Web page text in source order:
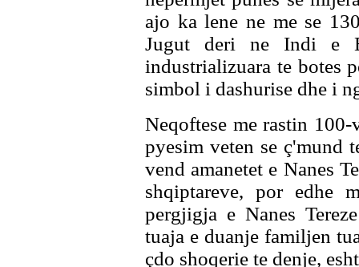
ajo ka lene ne me se
Jugut deri ne Indi e
industrializuara te botes
simbol i dashurise dhe i
Neqoftese me rastin
pyesim veten se ç'mund
vend amanetet e Nanes
shqiptareve, por edhe
pergjigja e Nanes
tuaja e duanje familjen
çdo shoqerie te denje,